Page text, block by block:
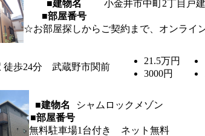
■建物名
小金井市中町2丁目戸
■部屋番号
☆お部屋探しからご契約まで、オンライ
徒歩24分 武蔵野市関前
21.5万円
3000円
■建物名
シャムロックメゾン
■部屋番号
無料駐車場1台付き ネット無料